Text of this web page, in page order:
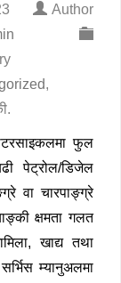
Author
,
.
फुल
पेट्रोल/डिजेल
वा चारपाङ्ग्रे
क्षमता गलत
खाद्य तथा
म्यानुअलमा